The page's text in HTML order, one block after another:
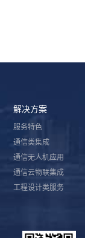
解决方案
服务特色
通信类集成
通信无人机应用
通信云物联集成
工程设计类服务